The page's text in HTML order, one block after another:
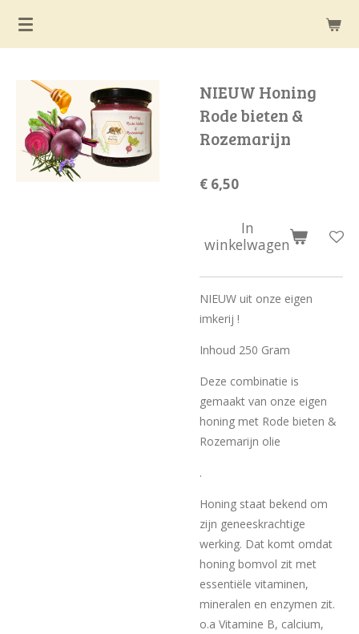
Ga
hoofdinhoud
NIEUW Honing
Rode bieten &
Rozemarijn
€ 6,50
In
winkelwagen
NIEUW uit onze eigen
imkerij !
Inhoud 250 Gram
Deze combinatie is
gemaakt van onze eigen
honing met Rode bieten &
Rozemarijn olie
.
Honing staat bekend om
zijn geneeskrachtige
werking. Dat komt omdat
honing bomvol zit met
essentiële vitaminen,
mineralen en enzymen zit.
o.a Vitamine B, calcium,